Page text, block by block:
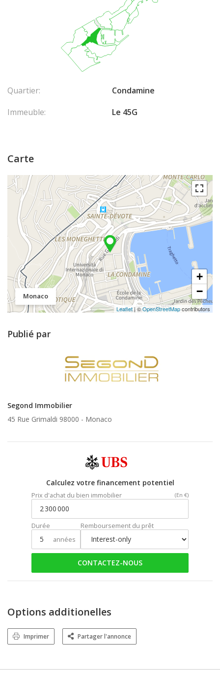
Quartier:
Condamine
Immeuble:
Le 45G
Carte
Monaco
+
−
Leaflet| ©OpenStreetMapcontributors
Publié par
Segond Immobilier
45 Rue Grimaldi 98000 - Monaco
Calculez votre financement potentiel
Prix d'achat du bien immobilier (En €)
Durée
années
Remboursement du prêt
CONTACTEZ-NOUS
Options additionelles
Imprimer Partager l'annonce